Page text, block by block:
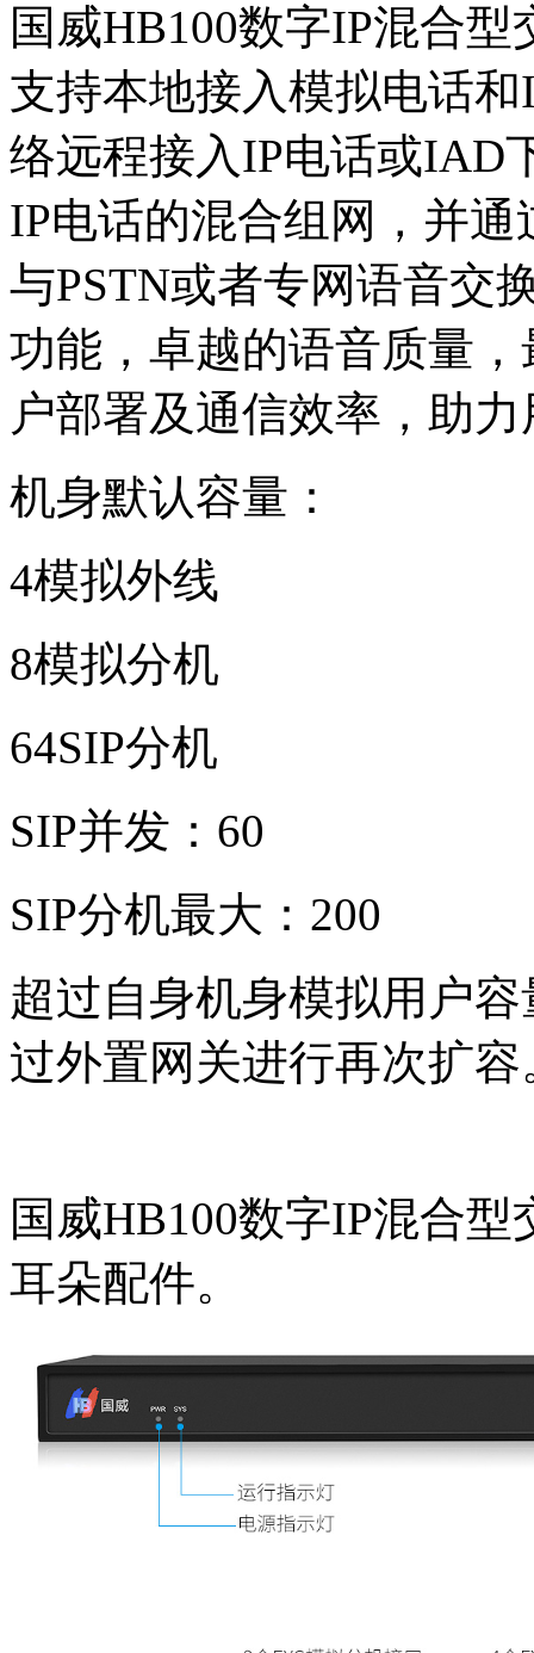
国威HB100数字IP混合
支持本地接入模拟电话
络远程接入IP电话或IAD
IP电话的混合组网，并
与PSTN或者专网语音交
功能，卓越的语音质量
户部署及通信效率，助
机身默认容量：
4模拟外线
8模拟分机
64SIP分机
SIP并发：60
SIP分机最大：200
超过自身机身模拟用户
过外置网关进行再次扩容
国威HB100数字IP混合
耳朵配件。